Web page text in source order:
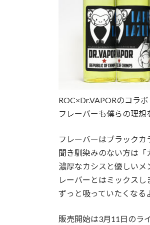
ROC×Dr.VAPORのコラ
フレーバーも僕らの理想
フレーバーはブラックカ
聞き馴染みのない方は「
濃厚なカシスと優しい
レーバーとはミックスし
ずっと吸っていたくなる
販売開始は3月11日のラ